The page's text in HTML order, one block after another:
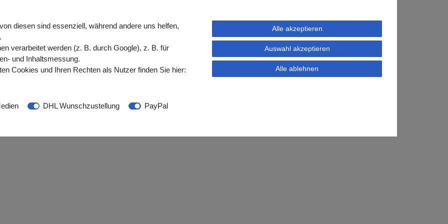
sicherer Sitz wichtig sind. Diese
auf Handschuhpuder reagieren, und
Sie sind als Medizinprodukt nach EN
in Berührung kommen und sind somit für
diesen sind essenziell, während andere uns helfen,
verarbeitet werden (z. B. durch Google), z. B. für
und Inhaltsmessung.
Cookies und Ihren Rechten als Nutzer finden Sie hier:
DHL Wunschzustellung
PayPal
Alle akzeptieren
Auswahl akzeptieren
Alle ablehnen